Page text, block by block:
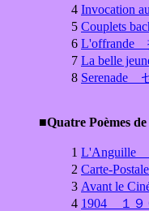
4 Invocation
5 Couplets
6 L'offrande
7 La belle
8 Serenade
■Quatre Poèmes
1 L'Anguille
2 Carte-
3 Avant le
4 1904 １９